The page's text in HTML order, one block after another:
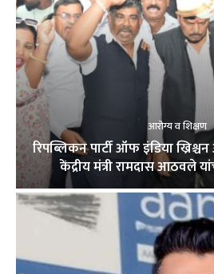
आरोग्य व शिक्षण
रिपब्लिकन पार्टी ऑफ इंडिया
केंद्रीय मंत्री रामदास आठवले